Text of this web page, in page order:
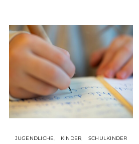
JUGENDLICHE KINDER SCHULKINDER